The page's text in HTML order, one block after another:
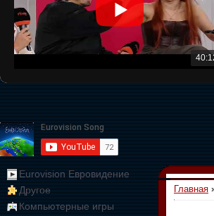
Eurovision Евровидение
Другое
Компьютерные игры
Главная